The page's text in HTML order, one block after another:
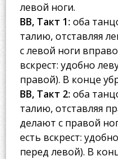
левой ноги.
BB, Такт 1: оба
талию, отставляя
с левой ноги вправо
вскрест: удобно
правой). В конце
BB, Такт 2: оба
талию, отставляя
делают с правой
есть вскрест:
перед левой). В